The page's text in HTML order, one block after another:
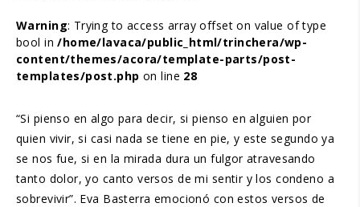
Warning: Trying to access array offset on value of type
bool in/home/lavaca/public_html/trinchera/wp-
content/themes/acora/template-parts/post-
templates/post.php on line 28
“Si pienso en algo para decir, si pienso en alguien por
quien vivir, si casi nada se tiene en pie, y este segundo ya
se nos fue, si en la mirada dura un fulgor atravesando
tanto dolor, yo canto versos de mi sentir y los condeno a
sobrevivir”. Eva Basterra emocionó con estos versos de